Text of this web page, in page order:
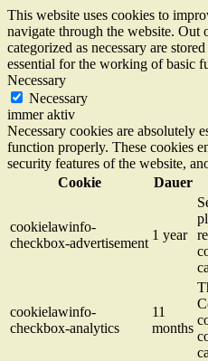
This website uses cookies to
navigate through the website. Out
categorized as necessary are
essential for the working of basic
Necessary
Necessary
immer aktiv
Necessary cookies are absolutely
function properly. These cookies
security features of the website,
Cookie
Dauer
cookielawinfo-
checkbox-advertisement
1 year
cookielawinfo-
checkbox-analytics
11
months